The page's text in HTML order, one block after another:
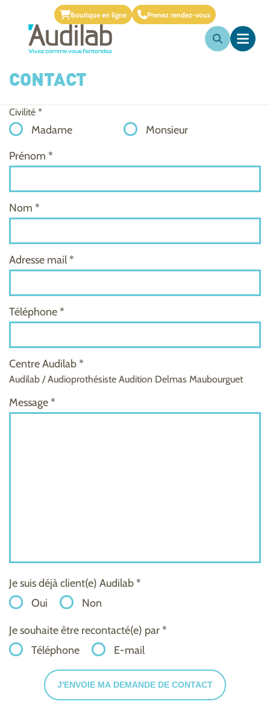
Boutique en ligne Prenez rendez-vous
CONTACT
Civilité *
Madame
Monsieur
Prénom *
Nom *
Adresse mail *
Téléphone *
Centre Audilab *
Audilab / Audioprothésiste Audition Delmas Maubourguet
Message *
Je suis déjà client(e) Audilab *
Oui
Non
Je souhaite être recontacté(e) par *
Téléphone
E-mail
J'ENVOIE MA DEMANDE DE CONTACT